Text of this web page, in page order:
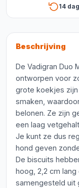
14
Beschrijving
De Vadigran Duo
ontworpen voor
grote koekjes
smaken,
belonen. Ze zijn
een laag
Je kunt ze dus
hond geven
De biscuits
hoog, 2,2 cm lang
samengesteld uit